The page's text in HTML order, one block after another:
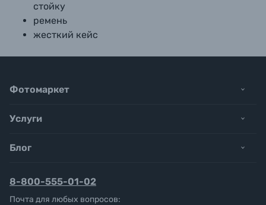
стойку
ремень
жесткий кейс
Фотомаркет
Услуги
Блог
8-800-555-01-02
Почта для любых вопросов: